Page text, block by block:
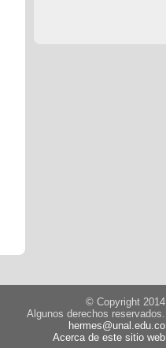
© Copyright 2014
Algunos derechos reservados.
hermes@unal.edu.co
Acerca de este sitio web